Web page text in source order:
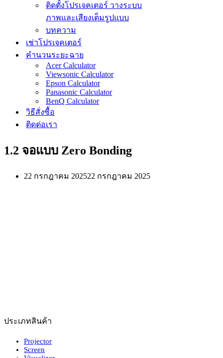
ติดตั้งโปรเจคเตอร์ วางระบบ
ภาพและเสียงเต็มรูปแบบ
บทความ
เช่าโปรเจคเตอร์
คำนวนระยะฉาย
Acer Calculator
Viewsonic Calculator
Epson Calculator
Panasonic Calculator
BenQ Calculator
วิธีสั่งซื้อ
ติดต่อเรา
1.2 จอแบบ Zero Bonding
22 กรกฎาคม 202522 กรกฎาคม 2025
ประเภทสินค้า
Projector
Screen